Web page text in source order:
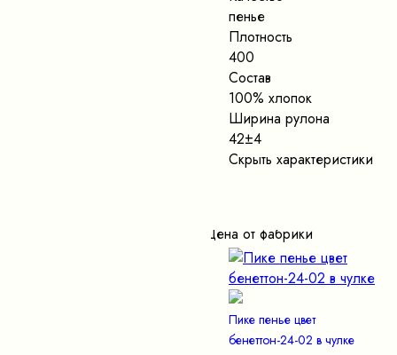
пенье
Плотность
400
Состав
100% хлопок
Ширина рулона
42±4
Скрыть характеристики
Цена от фабрики
Пике пенье цвет
бенеттон-24-02 в чулке